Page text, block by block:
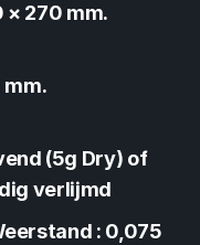
× 270 mm.
mm.
(5g Dry) of
verlijmd
: 0,075